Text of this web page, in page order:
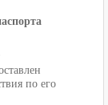
по его